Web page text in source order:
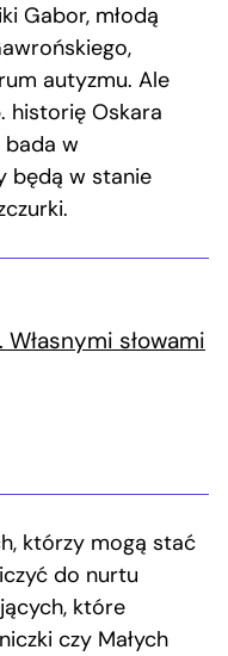
Gabor, młodą
autyzmu. Ale
historię Oskara
bada w
będą w stanie
słowami
którzy mogą stać
do nurtu
które
czy Małych